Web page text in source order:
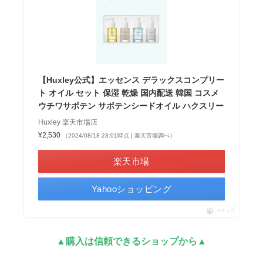
【Huxley公式】エッセンス デラックスコンプリー
ト オイル セット 保湿 乾燥 国内配送 韓国 コスメ
ウチワサボテン サボテンシードオイル ハクスリー
Huxley 楽天市場店
¥2,530
（2024/08/18 23:01時点 | 楽天市場調べ）
楽天市場
Yahooショッピング
ポチップ
▲購入は信頼できるショップから▲